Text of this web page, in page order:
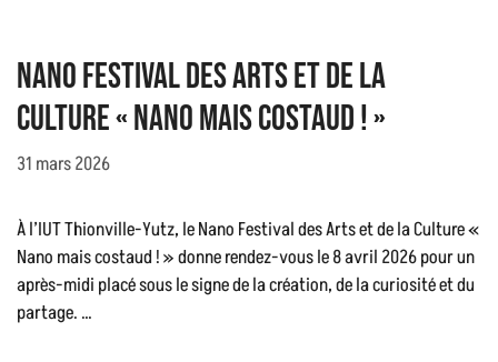
Nano Festival des Arts et de la
Culture « Nano mais costaud ! »
31 mars 2026
À l’IUT Thionville-Yutz, le Nano Festival des Arts et de la Culture «
Nano mais costaud ! » donne rendez-vous le 8 avril 2026 pour un
après-midi placé sous le signe de la création, de la curiosité et du
partage. …